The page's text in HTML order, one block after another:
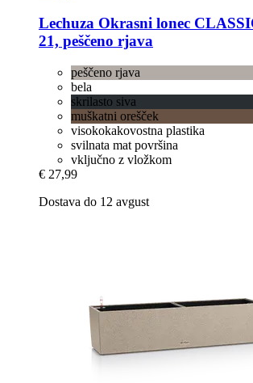
Lechuza Okrasni lonec
21, peščeno rjava
peščeno rjava
bela
skrilasto siva
muškatni orešček
visokokakovostna plastika
svilnata mat površina
vključno z vložkom
€ 27,99
Dostava do 12 avgust